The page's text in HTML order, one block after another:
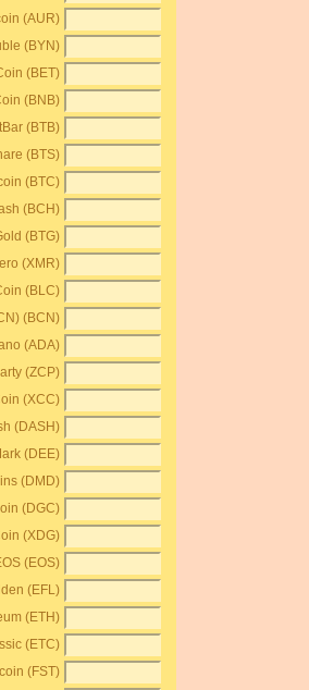
(AUR)
(BYN)
(BET)
(BNB)
(BTB)
(BTS)
(BTC)
(BCH)
(BTG)
(XMR)
(BLC)
(BCN)
(ADA)
(ZCP)
(XCC)
(DASH)
(DEE)
(DMD)
(DGC)
(XDG)
(EOS)
(EFL)
(ETH)
(ETC)
(FST)